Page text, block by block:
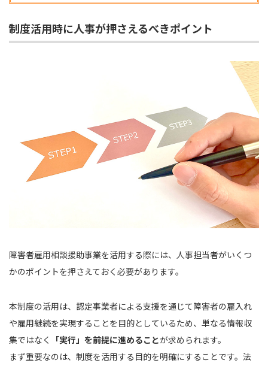
制度活用時に人事が押さえるべきポイント
障害者雇用相談援助事業を活用する際には、人事担当者がいくつ
かのポイントを押さえておく必要があります。
本制度の活用は、認定事業者による支援を通じて障害者の雇入れ
や雇用継続を実現することを目的としているため、単なる情報収
集ではなく
「実行」を前提に進めることが求められます。
まず重要なのは、制度を活用する目的を明確にすることです。法